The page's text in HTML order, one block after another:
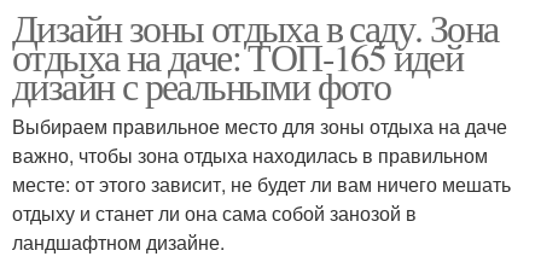
Дизайн зоны отдыха в саду. Зона
отдыха на даче: ТОП-165 идей
дизайн с реальными фото
Выбираем правильное место для зоны отдыха на даче
важно, чтобы зона отдыха находилась в правильном
месте: от этого зависит, не будет ли вам ничего мешать
отдыху и станет ли она сама собой занозой в
ландшафтном дизайне.